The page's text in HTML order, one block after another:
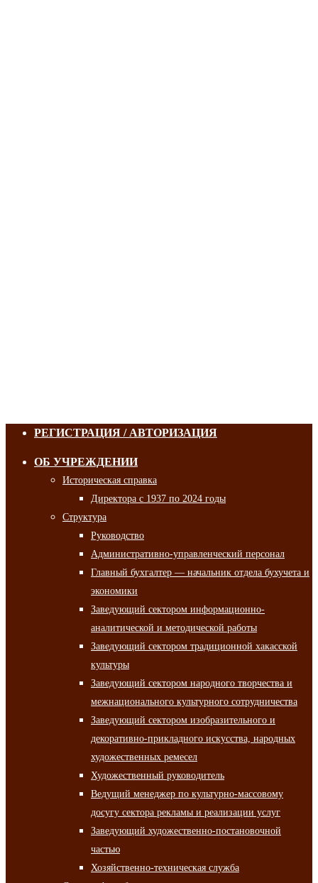
РЕГИСТРАЦИЯ / АВТОРИЗАЦИЯ
ОБ УЧРЕЖДЕНИИ
Историческая справка
Директора с 1937 по 2024 годы
Структура
Руководство
Административно-управленческий персонал
Главный бухгалтер — начальник отдела бухучета и
экономики
Заведующий сектором информационно-
аналитической и методической работы
Заведующий сектором традиционной хакасской
культуры
Заведующий сектором народного творчества и
межнационального культурного сотрудничества
Заведующий сектором изобразительного и
декоративно-прикладного искусства, народных
художественных ремесел
Художественный руководитель
Ведущий менеджер по культурно-массовому
досугу сектора рекламы и реализации услуг
Заведующий художественно-постановочной
частью
Хозяйственно-техническая служба